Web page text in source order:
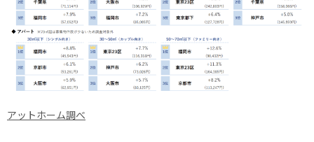
アットホーム調べ